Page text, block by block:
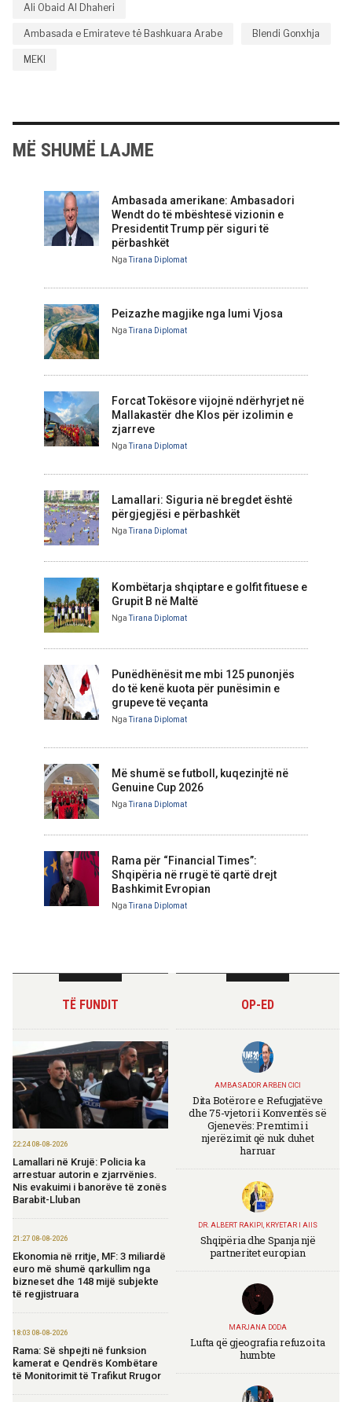
Ali Obaid Al Dhaheri
Ambasada e Emirateve të Bashkuara Arabe Blendi Gonxhja
MEKI
MË SHUMË LAJME
Ambasada amerikane: Ambasadori
Wendt do të mbështesë vizionin e
Presidentit Trump për siguri të
përbashkët
NgaTirana Diplomat
Peizazhe magjike nga lumi Vjosa
NgaTirana Diplomat
Forcat Tokësore vijojnë ndërhyrjet në
Mallakastër dhe Klos për izolimin e
zjarreve
NgaTirana Diplomat
Lamallari: Siguria në bregdet është
përgjegjësi e përbashkët
NgaTirana Diplomat
Kombëtarja shqiptare e golfit fituese e
Grupit B në Maltë
NgaTirana Diplomat
Punëdhënësit me mbi 125 punonjës
do të kenë kuota për punësimin e
grupeve të veçanta
NgaTirana Diplomat
Më shumë se futboll, kuqezinjtë në
Genuine Cup 2026
NgaTirana Diplomat
Rama për “Financial Times”:
Shqipëria në rrugë të qartë drejt
Bashkimit Evropian
NgaTirana Diplomat
TË FUNDIT
22:24 08-08-2026
Lamallari në Krujë: Policia ka
arrestuar autorin e zjarrvënies.
Nis evakuimi i banorëve të zonës
Barabit-Lluban
21:27 08-08-2026
Ekonomia në rritje, MF: 3 miliardë
euro më shumë qarkullim nga
bizneset dhe 148 mijë subjekte
të regjistruara
18:03 08-08-2026
Rama: Së shpejti në funksion
kamerat e Qendrës Kombëtare
të Monitorimit të Trafikut Rrugor
OP-ED
AMBASADOR ARBEN CICI
Dita Botërore e Refugjatëve
dhe 75-vjetori i Konventës së
Gjenevës: Premtimi i
njerëzimit që nuk duhet
harruar
DR. ALBERT RAKIPI, KRYETAR I AIIS
Shqipëria dhe Spanja një
partneritet europian
MARJANA DODA
Lufta që gjeografia refuzoi ta
humbte